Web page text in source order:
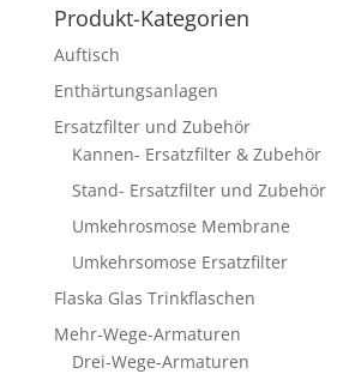
Produkt-Kategorien
Auftisch
Enthärtungsanlagen
Ersatzfilter und Zubehör
Kannen- Ersatzfilter & Zubehör
Stand- Ersatzfilter und Zubehör
Umkehrosmose Membrane
Umkehrsomose Ersatzfilter
Flaska Glas Trinkflaschen
Mehr-Wege-Armaturen
Drei-Wege-Armaturen